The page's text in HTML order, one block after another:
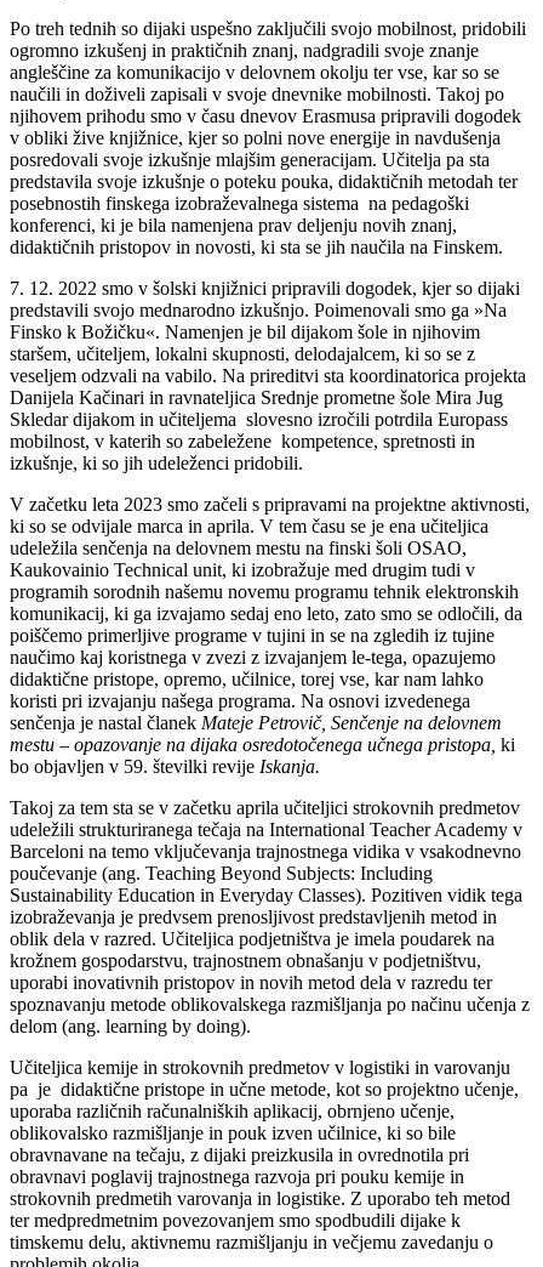
Po treh tednih so dijaki uspešno zaključili svojo mobilnost, pridobili
ogromno izkušenj in praktičnih znanj, nadgradili svoje znanje
angleščine za komunikacijo v delovnem okolju ter vse, kar so se
naučili in doživeli zapisali v svoje dnevnike mobilnosti. Takoj po
njihovem prihodu smo v času dnevov Erasmusa pripravili dogodek
v obliki žive knjižnice, kjer so polni nove energije in navdušenja
posredovali svoje izkušnje mlajšim generacijam. Učitelja pa sta
predstavila svoje izkušnje o poteku pouka, didaktičnih metodah ter
posebnostih finskega izobraževalnega sistema na pedagoški
konferenci, ki je bila namenjena prav deljenju novih znanj,
didaktičnih pristopov in novosti, ki sta se jih naučila na Finskem.
7. 12. 2022 smo v šolski knjižnici pripravili dogodek, kjer so dijaki
predstavili svojo mednarodno izkušnjo. Poimenovali smo ga »Na
Finsko k Božičku«. Namenjen je bil dijakom šole in njihovim
staršem, učiteljem, lokalni skupnosti, delodajalcem, ki so se z
veseljem odzvali na vabilo. Na prireditvi sta koordinatorica projekta
Danijela Kačinari in ravnateljica Srednje prometne šole Mira Jug
Skledar dijakom in učiteljema slovesno izročili potrdila Europass
mobilnost, v katerih so zabeležene kompetence, spretnosti in
izkušnje, ki so jih udeleženci pridobili.
V začetku leta 2023 smo začeli s pripravami na projektne aktivnosti,
ki so se odvijale marca in aprila. V tem času se je ena učiteljica
udeležila senčenja na delovnem mestu na finski šoli OSAO,
Kaukovainio Technical unit, ki izobražuje med drugim tudi v
programih sorodnih našemu novemu programu tehnik elektronskih
komunikacij, ki ga izvajamo sedaj eno leto, zato smo se odločili, da
poiščemo primerljive programe v tujini in se na zgledih iz tujine
naučimo kaj koristnega v zvezi z izvajanjem le-tega, opazujemo
didaktične pristope, opremo, učilnice, torej vse, kar nam lahko
koristi pri izvajanju našega programa. Na osnovi izvedenega
senčenja je nastal članek Mateje Petrovič, Senčenje na delovnem
mestu – opazovanje na dijaka osredotočenega učnega pristopa, ki
bo objavljen v 59. številki revije Iskanja.
Takoj za tem sta se v začetku aprila učiteljici strokovnih predmetov
udeležili strukturiranega tečaja na International Teacher Academy v
Barceloni na temo vključevanja trajnostnega vidika v vsakodnevno
poučevanje (ang. Teaching Beyond Subjects: Including
Sustainability Education in Everyday Classes). Pozitiven vidik tega
izobraževanja je predvsem prenosljivost predstavljenih metod in
oblik dela v razred. Učiteljica podjetništva je imela poudarek na
krožnem gospodarstvu, trajnostnem obnašanju v podjetništvu,
uporabi inovativnih pristopov in novih metod dela v razredu ter
spoznavanju metode oblikovalskega razmišljanja po načinu učenja z
delom (ang. learning by doing).
Učiteljica kemije in strokovnih predmetov v logistiki in varovanju
pa je didaktične pristope in učne metode, kot so projektno učenje,
uporaba različnih računalniških aplikacij, obrnjeno učenje,
oblikovalsko razmišljanje in pouk izven učilnice, ki so bile
obravnavane na tečaju, z dijaki preizkusila in ovrednotila pri
obravnavi poglavij trajnostnega razvoja pri pouku kemije in
strokovnih predmetih varovanja in logistike. Z uporabo teh metod
ter medpredmetnim povezovanjem smo spodbudili dijake k
timskemu delu, aktivnemu razmišljanju in večjemu zavedanju o